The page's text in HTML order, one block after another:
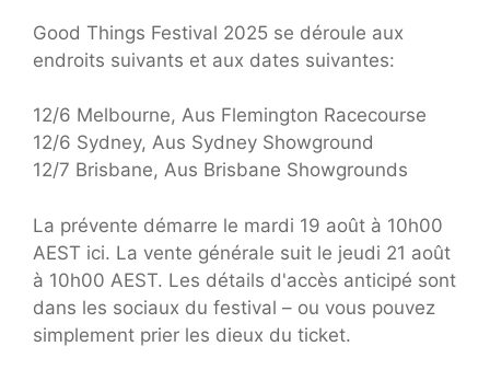
Good Things Festival 2025 se déroule aux
endroits suivants et aux dates suivantes:
12/6 Melbourne, Aus Flemington Racecourse
12/6 Sydney, Aus Sydney Showground
12/7 Brisbane, Aus Brisbane Showgrounds
La prévente démarre le mardi 19 août à 10h00
AEST ici. La vente générale suit le jeudi 21 août
à 10h00 AEST. Les détails d'accès anticipé sont
dans les sociaux du festival – ou vous pouvez
simplement prier les dieux du ticket.